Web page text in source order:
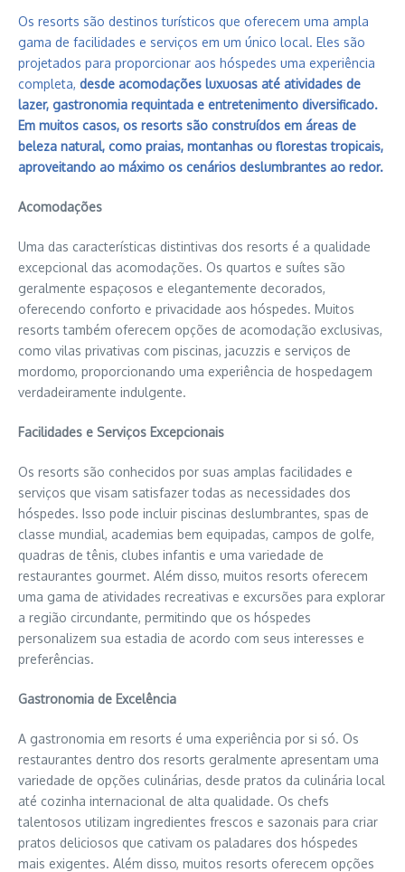
Os resorts são destinos turísticos que oferecem uma ampla
gama de facilidades e serviços em um único local. Eles são
projetados para proporcionar aos hóspedes uma experiência
completa, desde acomodações luxuosas até atividades de
lazer, gastronomia requintada e entretenimento diversificado.
Em muitos casos, os resorts são construídos em áreas de
beleza natural, como praias, montanhas ou florestas tropicais,
aproveitando ao máximo os cenários deslumbrantes ao redor.
Acomodações
Uma das características distintivas dos resorts é a qualidade
excepcional das acomodações. Os quartos e suítes são
geralmente espaçosos e elegantemente decorados,
oferecendo conforto e privacidade aos hóspedes. Muitos
resorts também oferecem opções de acomodação exclusivas,
como vilas privativas com piscinas, jacuzzis e serviços de
mordomo, proporcionando uma experiência de hospedagem
verdadeiramente indulgente.
Facilidades e Serviços Excepcionais
Os resorts são conhecidos por suas amplas facilidades e
serviços que visam satisfazer todas as necessidades dos
hóspedes. Isso pode incluir piscinas deslumbrantes, spas de
classe mundial, academias bem equipadas, campos de golfe,
quadras de tênis, clubes infantis e uma variedade de
restaurantes gourmet. Além disso, muitos resorts oferecem
uma gama de atividades recreativas e excursões para explorar
a região circundante, permitindo que os hóspedes
personalizem sua estadia de acordo com seus interesses e
preferências.
Gastronomia de Excelência
A gastronomia em resorts é uma experiência por si só. Os
restaurantes dentro dos resorts geralmente apresentam uma
variedade de opções culinárias, desde pratos da culinária local
até cozinha internacional de alta qualidade. Os chefs
talentosos utilizam ingredientes frescos e sazonais para criar
pratos deliciosos que cativam os paladares dos hóspedes
mais exigentes. Além disso, muitos resorts oferecem opções